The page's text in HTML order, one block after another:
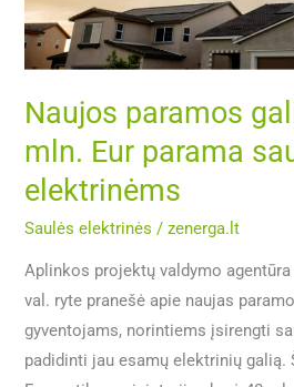
Naujos paramos
mln. Eur parama
elektrinėms
Saulės elektrinės /zenerga.lt
Aplinkos projektų valdymo
val. ryte pranešė apie naujas
gyventojams, norintiems įsirengti
padidinti jau esamų elektrinių galią.
parama
saulės
elektrinėms